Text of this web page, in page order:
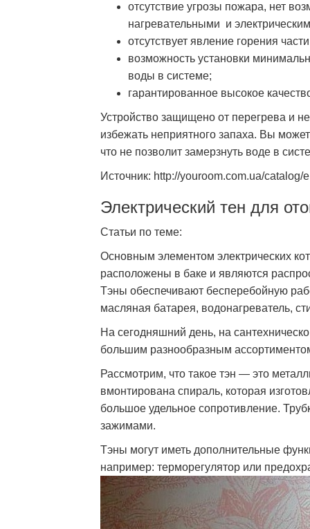
отсутствие угрозы пожара, нет
нагревательными и
отсутствует явление горения
возможность установки
воды в системе;
гарантированное высокое
Устройство защищено от перегрева и
избежать неприятного запаха. Вы
что не позволит замерзнуть воде в
Источник: http://youroom.com.ua/
Электрический тен для
Статьи по теме:
Основным элементом электрических
расположены в баке и являются
Тэны обеспечивают бесперебойную
масляная батарея, водонагреватель,
На сегодняшний день, на
большим разнообразным
Рассмотрим, что такое тэн — это
вмонтирована спираль, которая
большое удельное сопротивление.
зажимами.
Тэны могут иметь дополнительные
например: терморегулятор или